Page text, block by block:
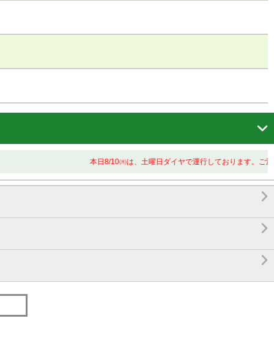

本日8/10㈪は、土曜日ダイヤで運行しております。ご注意


